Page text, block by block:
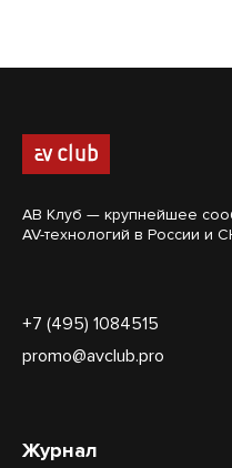
АВ Клуб — крупнейшее
AV-технологий в России и
+7 (495) 1084515
promo@avclub.pro
Журнал